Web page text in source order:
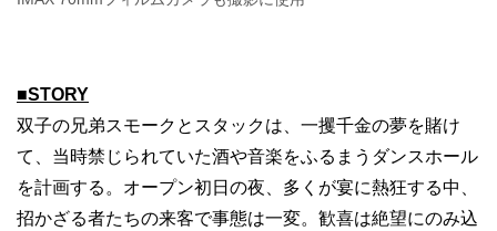
■STORY
双子の兄弟スモークとスタックは、一攫千金の夢を賭け
て、当時禁じられていた酒や音楽をふるまうダンスホール
を計画する。オープン初日の夜、多くが宴に熱狂する中、
招かざる者たちの来客で事態は一変。歓喜は絶望にのみ込